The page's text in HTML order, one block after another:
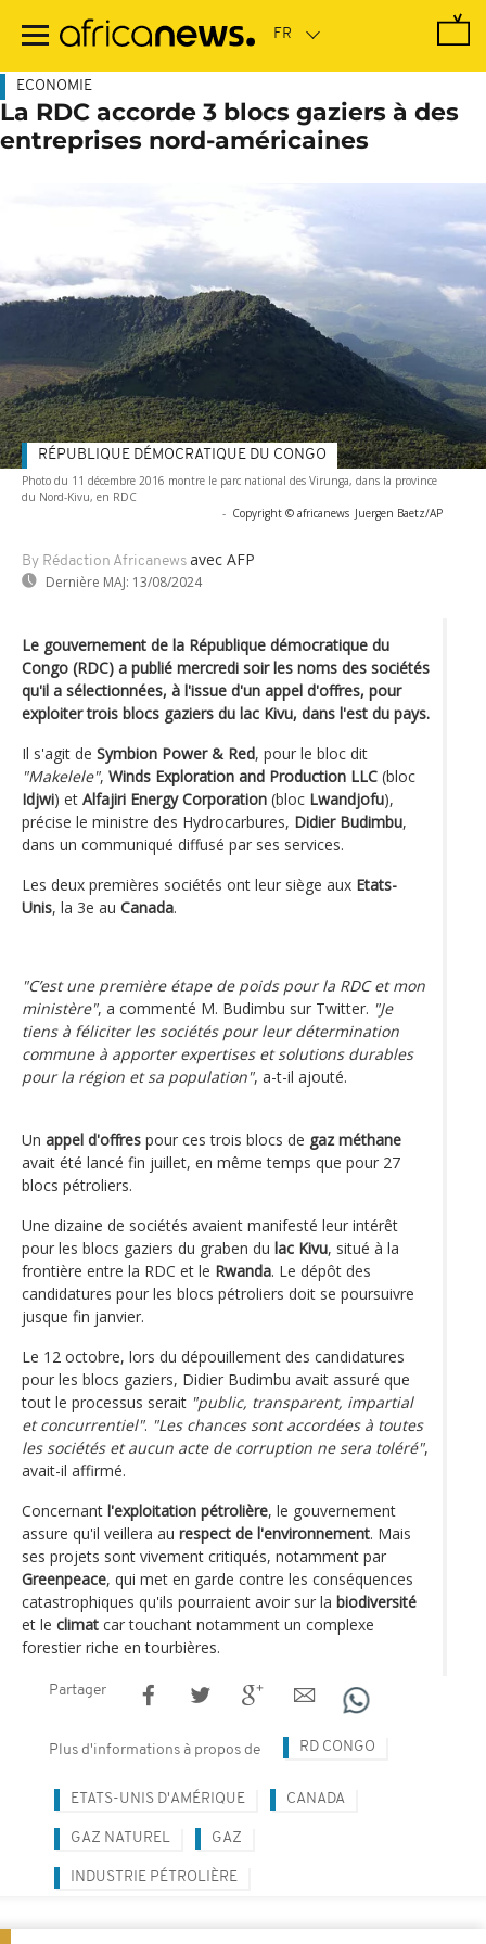
contenu
ECONOMIE
La RDC accorde 3 blocs gaziers à des
entreprises nord-américaines
Photo du 11 décembre 2016 montre le parc national des Virunga, dans la province
du Nord-Kivu, en RDC
- Copyright © africanews Juergen Baetz/AP
By Rédaction Africanews avec AFP
Dernière MAJ: 13/08/2024
RÉPUBLIQUE DÉMOCRATIQUE DU CONGO
Le gouvernement de la République démocratique du
Congo (RDC) a publié mercredi soir les noms des sociétés
qu'il a sélectionnées, à l'issue d'un appel d'offres, pour
exploiter trois blocs gaziers du lac Kivu, dans l'est du pays.
Il s'agit de Symbion Power & Red, pour le bloc dit
"Makelele", Winds Exploration and Production LLC (bloc
Idjwi) et Alfajiri Energy Corporation (bloc Lwandjofu),
précise le ministre des Hydrocarbures, Didier Budimbu,
dans un communiqué diffusé par ses services.
Les deux premières sociétés ont leur siège aux Etats-
Unis, la 3e au Canada.
"C’est une première étape de poids pour la RDC et mon
ministère", a commenté M. Budimbu sur Twitter. "Je
tiens à féliciter les sociétés pour leur détermination
commune à apporter expertises et solutions durables
pour la région et sa population", a-t-il ajouté.
Un appel d'offres pour ces trois blocs de gaz méthane
avait été lancé fin juillet, en même temps que pour 27
blocs pétroliers.
Une dizaine de sociétés avaient manifesté leur intérêt
pour les blocs gaziers du graben du lac Kivu, situé à la
frontière entre la RDC et le Rwanda. Le dépôt des
candidatures pour les blocs pétroliers doit se poursuivre
jusque fin janvier.
Le 12 octobre, lors du dépouillement des candidatures
pour les blocs gaziers, Didier Budimbu avait assuré que
tout le processus serait "public, transparent, impartial
et concurrentiel". "Les chances sont accordées à toutes
les sociétés et aucun acte de corruption ne sera toléré",
avait-il affirmé.
Concernant l'exploitation pétrolière, le gouvernement
assure qu'il veillera au respect de l'environnement. Mais
ses projets sont vivement critiqués, notamment par
Greenpeace, qui met en garde contre les conséquences
catastrophiques qu'ils pourraient avoir sur la biodiversité
et le climat car touchant notamment un complexe
forestier riche en tourbières.
Partager
Plus d'informations à propos de RD CONGO
ETATS-UNIS D'AMÉRIQUE CANADA
GAZ NATUREL GAZ
INDUSTRIE PÉTROLIÈRE